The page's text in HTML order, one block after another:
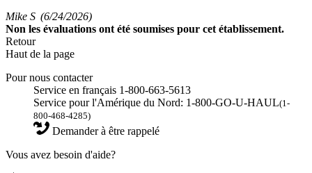
Mike S (6/24/2026)
Non les évaluations ont été soumises pour cet établissement.
Retour
Haut de la page
Pour nous contacter
Service en français 1-800-663-5613
Service pour l'Amérique du Nord: 1-800-GO-U-HAUL(1-
800-468-4285)
Demander à être rappelé
Vous avez besoin d'aide?